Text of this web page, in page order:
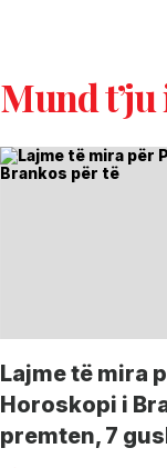
Mund
Lajme të mira
Horoskopi i
premten, 7